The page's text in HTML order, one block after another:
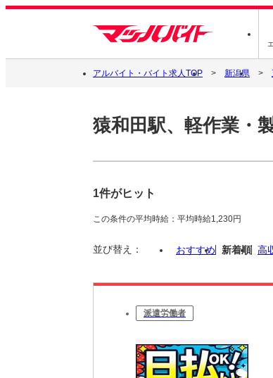
アルバイト・バイト求人TOP 新潟県
猿和田駅、軽作業・
1件がヒット
この条件の平均時給：平均時給1,230円
並び替え： おすすめ 新着順 高
派遣労働者